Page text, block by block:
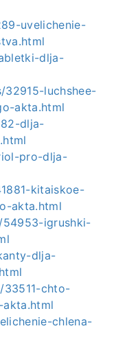
uvelichenie-
dlja-
luchshee-
akta.html
dlja-
pro-dlja-
kitaiskoe-
akta.html
igrushki-
dlja-
chto-
chlena-